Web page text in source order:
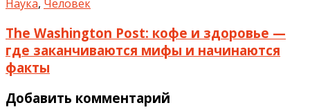
Наука, Человек
The Washington Post: кофе и здоровье —
где заканчиваются мифы и начинаются
факты
Добавить комментарий